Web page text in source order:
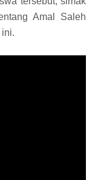
Amal Saleh